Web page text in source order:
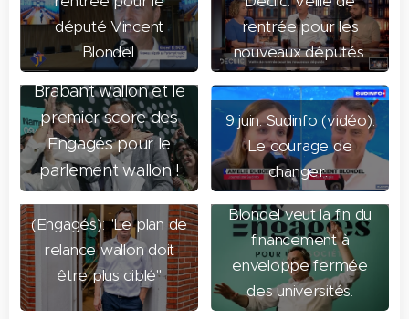
député Vincent
Blondel.
rentrée pour les
nouveaux députés.
votre
confiance. C'est le
deuxième score en
Brabant wallon et le
premier score des
Engagés pour le
parlement wallon !
9 juin. Sudinfo (vidéo).
Le courage de
changer.
30 mai 2024. L'Avenir.
(Engagés): "Le plan de
relance wallon doit
être plus ciblé"
11 mai 2024.
L'Écho. Vincent
Blondel veut la fin du
financement à
enveloppe fermée
des universités.
2 mai 2024.